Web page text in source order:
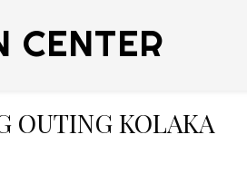
CENTER
OUTING KOLAKA